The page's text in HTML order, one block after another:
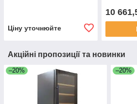
Ціну уточнюйте
10
Акційні пропозиції та новинки
–20% –20%